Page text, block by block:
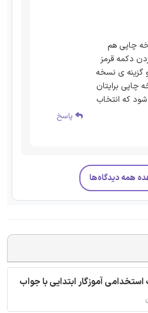
چاپی هم
دکمه قرمز
ی نسخه
برایتان
که انتخاب
پاسخ
همه دیدگاه‌ها
آموزگار ابتدایی با جواب